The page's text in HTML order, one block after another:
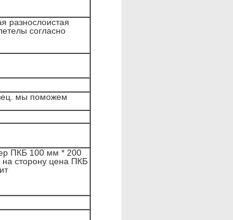
разнослоистая
согласно
мы поможем
ПКБ 100 мм * 200
сторону цена ПКБ